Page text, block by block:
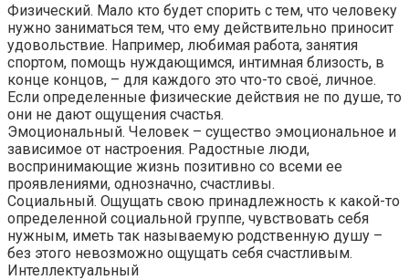
Физический. Мало кто будет спорить с тем, что человеку
нужно заниматься тем, что ему действительно приносит
удовольствие. Например, любимая работа, занятия
спортом, помощь нуждающимся, интимная близость, в
конце концов, – для каждого это что-то своё, личное.
Если определенные физические действия не по душе, то
они не дают ощущения счастья.
Эмоциональный. Человек – существо эмоциональное и
зависимое от настроения. Радостные люди,
воспринимающие жизнь позитивно со всеми ее
проявлениями, однозначно, счастливы.
Социальный. Ощущать свою принадлежность к какой-то
определенной социальной группе, чувствовать себя
нужным, иметь так называемую родственную душу –
без этого невозможно ощущать себя счастливым.
Интеллектуальный